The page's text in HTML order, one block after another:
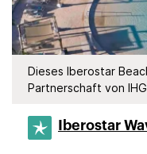
Dieses Iberostar
Partnerschaft von IHG
Iberostar